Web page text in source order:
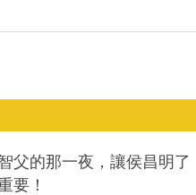
父的那一夜，讓侯昌明了
要！